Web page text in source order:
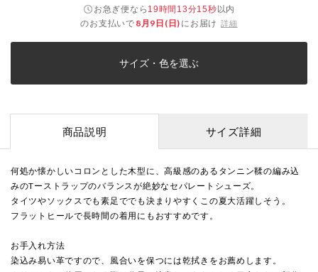
お急ぎ便なら 19時間13分15秒以内
のお支払いで 8月9日(日) にお届け 詳細
サイズ・色を選ぶ
商品説明 サイズ詳細
何処か懐かしいコロンとした木型に、高級感のあるタンニン鞣の編み込
みのTーストラップのバランスが絶妙なセパレートシューズ。
タイツやソックスでも素足ででも決まりやすくこの夏大活躍しそう。
フラットヒールで長時間の着用にもおすすめです。
お手入れ方法
染込み易い革ですので、風合いを保つには乾拭きをお薦めします。